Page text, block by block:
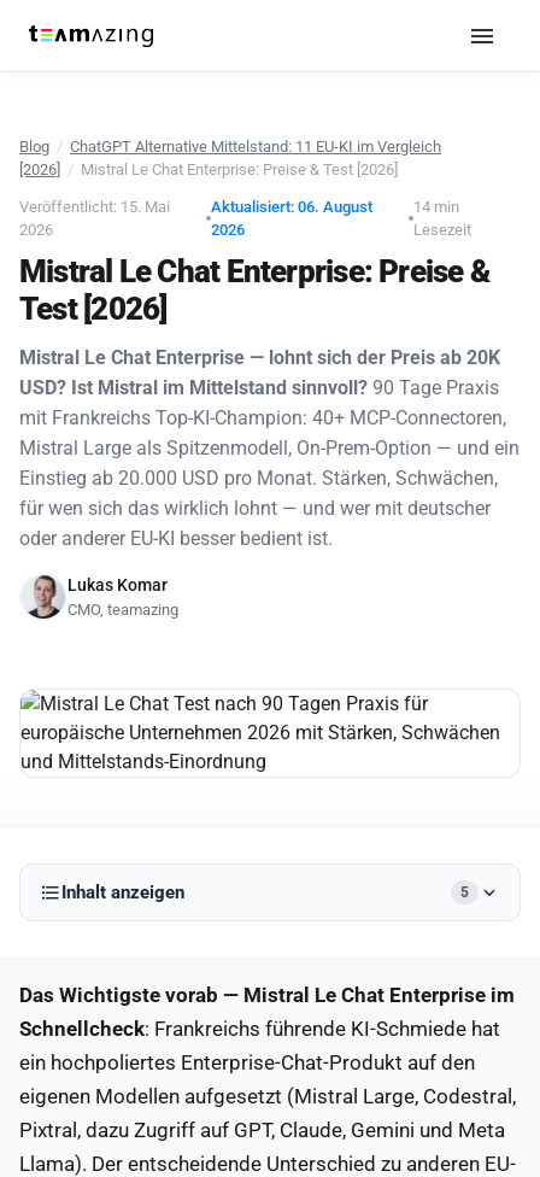
Blog / ChatGPT Alternative Mittelstand: 11 EU-KI im Vergleich
[2026]
/ Mistral Le Chat Enterprise: Preise & Test [2026]
Veröffentlicht: 15. Mai
2026
Aktualisiert: 06. August
2026
14 min
Lesezeit
Mistral Le Chat Enterprise: Preise &
Test [2026]
Mistral Le Chat Enterprise — lohnt sich der Preis ab 20K
USD? Ist Mistral im Mittelstand sinnvoll? 90 Tage Praxis
mit Frankreichs Top-KI-Champion: 40+ MCP-Connectoren,
Mistral Large als Spitzenmodell, On-Prem-Option — und ein
Einstieg ab 20.000 USD pro Monat. Stärken, Schwächen,
für wen sich das wirklich lohnt — und wer mit deutscher
oder anderer EU-KI besser bedient ist.
Lukas Komar
CMO, teamazing
Inhalt anzeigen 5
Das Wichtigste vorab — Mistral Le Chat Enterprise im
Schnellcheck: Frankreichs führende KI-Schmiede hat
ein hochpoliertes Enterprise-Chat-Produkt auf den
eigenen Modellen aufgesetzt (Mistral Large, Codestral,
Pixtral, dazu Zugriff auf GPT, Claude, Gemini und Meta
Llama). Der entscheidende Unterschied zu anderen EU-